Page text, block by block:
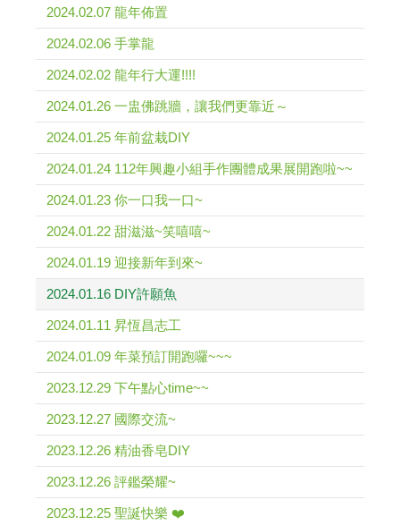
2024.02.07 龍年佈置
2024.02.06 手掌龍
2024.02.02 龍年行大運!!!!
2024.01.26 一盅佛跳牆，讓我們更靠近～
2024.01.25 年前盆栽DIY
2024.01.24 112年興趣小組手作團體成果展開跑啦~~
2024.01.23 你一口我一口~
2024.01.22 甜滋滋~笑嘻嘻~
2024.01.19 迎接新年到來~
2024.01.16 DIY許願魚
2024.01.11 昇恆昌志工
2024.01.09 年菜預訂開跑囉~~~
2023.12.29 下午點心time~~
2023.12.27 國際交流~
2023.12.26 精油香皂DIY
2023.12.26 評鑑榮耀~
2023.12.25 聖誕快樂 ❤️